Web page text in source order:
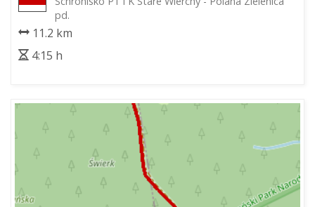
pd.
11.2 km
4:15 h